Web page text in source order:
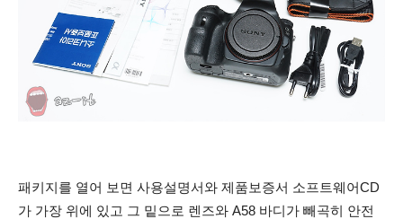
패키지를 열어 보면 사용설명서와 제품보증서 소프트웨어CD
가 가장 위에 있고 그 밑으로 렌즈와 A58 바디가 빼곡히 안전